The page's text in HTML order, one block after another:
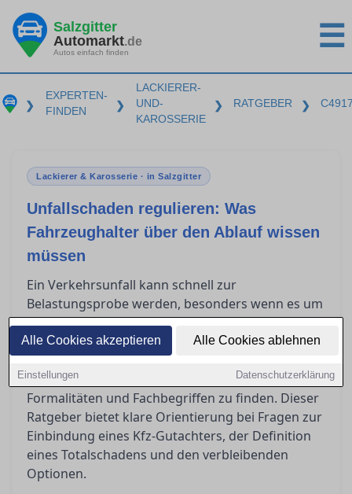
Alle Cookies akzeptieren Alle Cookies ablehnen
Einstellungen Datenschutzerklärung
Salzgitter
Automarkt.de
Autos einfach finden ☰
❯
EXPERTEN-
FINDEN
❯
LACKIERER-
UND-
KAROSSERIE
❯ RATGEBER ❯
Lackierer & Karosserie · in Salzgitter
Unfallschaden regulieren: Was
Fahrzeughalter über den Ablauf wissen
müssen
Ein Verkehrsunfall kann schnell zur
Belastungsprobe werden, besonders wenn es um
die Regulierung des Schadens über die
gegnerische Versicherung geht. Fahrzeughalter
in Salzgitter stehen oft vor der Herausforderung,
den richtigen Weg durch den Dschungel von
Formalitäten und Fachbegriffen zu finden. Dieser
Ratgeber bietet klare Orientierung bei Fragen zur
Einbindung eines Kfz-Gutachters, der Definition
eines Totalschadens und den verbleibenden
Optionen.